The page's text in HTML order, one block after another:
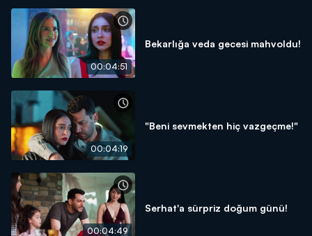
00:04:51
Bekarlığa veda gecesi mahvoldu!
00:04:19
"Beni sevmekten hiç vazgeçme!"
00:04:49
Serhat'a sürpriz doğum günü!